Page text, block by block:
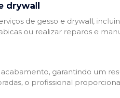
drywall
de gesso e drywall,
ou realizar reparos e
garantindo um
o profissional